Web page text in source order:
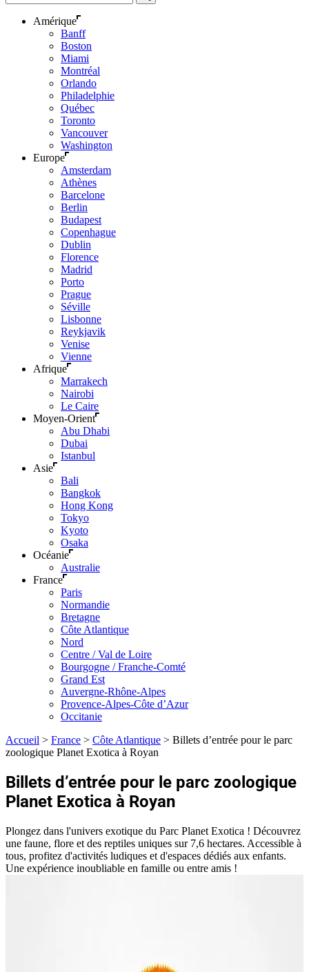
Amérique
Banff
Boston
Miami
Montréal
Orlando
Philadelphie
Québec
Toronto
Vancouver
Washington
Europe
Amsterdam
Athènes
Barcelone
Berlin
Budapest
Copenhague
Dublin
Florence
Madrid
Porto
Prague
Séville
Lisbonne
Reykjavik
Venise
Vienne
Afrique
Marrakech
Nairobi
Le Caire
Moyen-Orient
Abu Dhabi
Dubai
Istanbul
Asie
Bali
Bangkok
Hong Kong
Tokyo
Kyoto
Osaka
Océanie
Australie
France
Paris
Normandie
Bretagne
Côte Atlantique
Nord
Centre / Val de Loire
Bourgogne / Franche-Comté
Grand Est
Auvergne-Rhône-Alpes
Provence-Alpes-Côte d’Azur
Occitanie
Accueil > France > Côte Atlantique > Billets d’entrée pour le parc
zoologique Planet Exotica à Royan
Billets d’entrée pour le parc zoologique
Planet Exotica à Royan
Plongez dans l'univers exotique du Parc Planet Exotica ! Découvrez
une faune, flore et des reptiles uniques sur 7,6 hectares. Accessible à
tous, profitez d'activités ludiques et d'espaces dédiés aux enfants.
Une expérience inoubliable en famille ou entre amis !